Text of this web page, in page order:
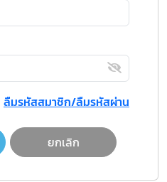
ลืมรหัสสมาชิก/ลืมรหัสผ่าน
ยกเลิก